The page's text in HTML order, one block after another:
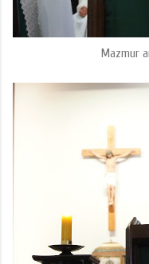
Mazmur